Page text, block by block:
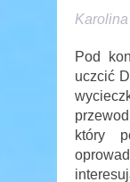
Karolina
Pod
uczcić
który